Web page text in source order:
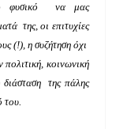
φυσικό να μας
της, οι επιτυχίες
(!), η συζήτηση όχι
κοινωνική
διάσταση της πάλης
του.